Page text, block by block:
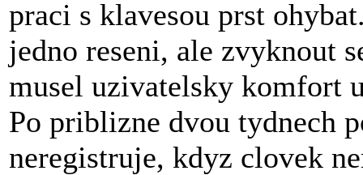
praci s klavesou prst
jedno reseni, ale zvyknout
musel uzivatelsky komfort
Po priblizne dvou tydnech
neregistruje, kdyz clovek